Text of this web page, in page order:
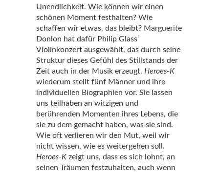
Unendlichkeit. Wie können wir einen
schönen Moment festhalten? Wie
schaffen wir etwas, das bleibt? Marguerite
Donlon hat dafür Philip Glass‘
Violinkonzert ausgewählt, das durch seine
Struktur dieses Gefühl des Stillstands der
Zeit auch in der Musik erzeugt. Heroes-K
wiederum stellt fünf Männer und ihre
individuellen Biographien vor. Sie lassen
uns teilhaben an witzigen und
berührenden Momenten ihres Lebens, die
sie zu dem gemacht haben, was sie sind.
Wie oft verlieren wir den Mut, weil wir
nicht wissen, wie es weitergehen soll.
Heroes-K zeigt uns, dass es sich lohnt, an
seinen Träumen festzuhalten, auch wenn